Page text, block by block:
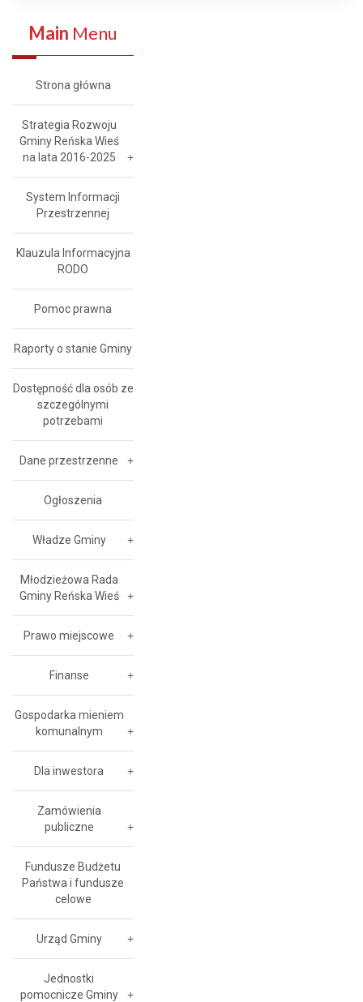
Main Menu
Strona główna
Strategia Rozwoju
Gminy Reńska Wieś
na lata 2016-2025
System Informacji
Przestrzennej
Klauzula Informacyjna
RODO
Pomoc prawna
Raporty o stanie Gminy
Dostępność dla osób ze
szczególnymi
potrzebami
Dane przestrzenne
Ogłoszenia
Władze Gminy
Młodzieżowa Rada
Gminy Reńska Wieś
Prawo miejscowe
Finanse
Gospodarka mieniem
komunalnym
Dla inwestora
Zamówienia
publiczne
Fundusze Budżetu
Państwa i fundusze
celowe
Urząd Gminy
Jednostki
pomocnicze Gminy